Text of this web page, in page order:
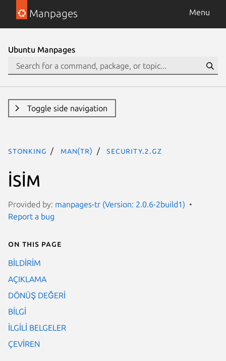
Manpages Menu
Ubuntu Manpages
Toggle side navigation
stonking man(tr) security.2.gz
İSİM
Provided by: manpages-tr (Version: 2.0.6-2build1)
Report a bug
On this page
BİLDİRİM
AÇIKLAMA
DÖNÜŞ DEĞERİ
BİLGİ
İLGİLİ BELGELER
ÇEVİREN